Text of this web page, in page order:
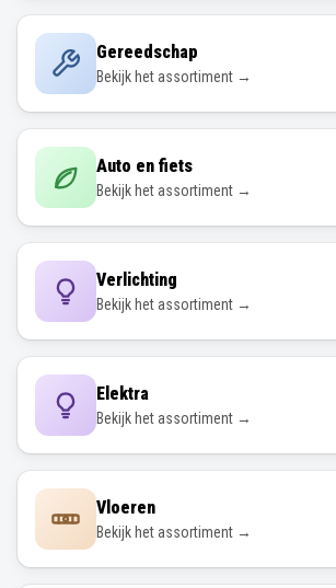
Gereedschap
Bekijk het assortiment →
Auto en fiets
Bekijk het assortiment →
Verlichting
Bekijk het assortiment →
Elektra
Bekijk het assortiment →
Vloeren
Bekijk het assortiment →